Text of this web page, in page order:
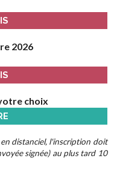
2026
choix
distanciel, l'inscription doit
signée) au plus tard 10